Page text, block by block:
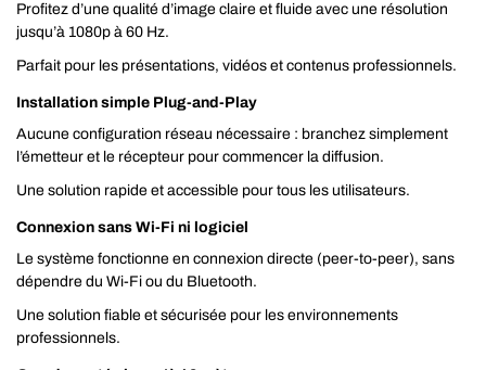
Profitez d’une qualité d’image claire et fluide avec une résolution
jusqu’à 1080p à 60 Hz.
Parfait pour les présentations, vidéos et contenus professionnels.
Installation simple Plug-and-Play
Aucune configuration réseau nécessaire : branchez simplement
l’émetteur et le récepteur pour commencer la diffusion.
Une solution rapide et accessible pour tous les utilisateurs.
Connexion sans Wi-Fi ni logiciel
Le système fonctionne en connexion directe (peer-to-peer), sans
dépendre du Wi-Fi ou du Bluetooth.
Une solution fiable et sécurisée pour les environnements
professionnels.